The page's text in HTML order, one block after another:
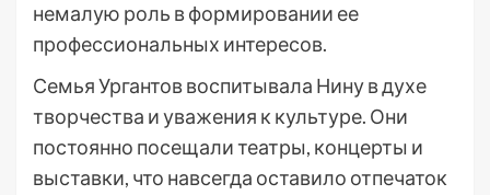
немалую роль в формировании ее
профессиональных интересов.
Семья Ургантов воспитывала Нину в духе
творчества и уважения к культуре. Они
постоянно посещали театры, концерты и
выставки, что навсегда оставило отпечаток